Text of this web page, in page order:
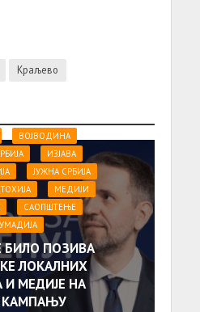
Краљево
ВОЈВОДИНА
ИЗЈАВА
ЈУЖНА СРБИЈА
МЕДИЈИ
САОПШТЕЊE
БИЛО ПОЗИВА
ЛОКАЛНИХ
И МЕДИЈЕ НА
КАМПАЊУ